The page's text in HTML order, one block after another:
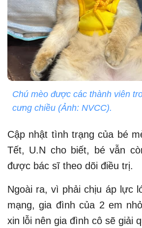
Chú mèo được các thành viên
cưng chiều (Ảnh: NVCC).
Cập nhật tình trạng của bé
Tết, U.N cho biết, bé vẫn
được bác sĩ theo dõi điều trị.
Ngoài ra, vì phải chịu áp lực
mạng, gia đình của 2 em
xin lỗi nên gia đình cô sẽ giải